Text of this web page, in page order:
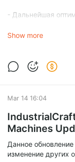
- Дальнейшая
секунду, вызывая
Show more
Mar 14 16:04
Machines
Данное
изменение других